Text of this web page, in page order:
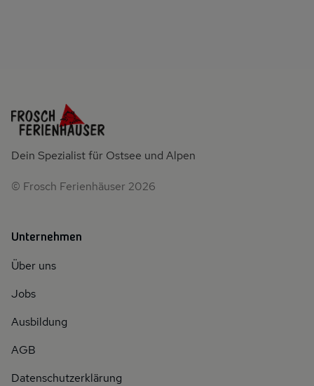
Dein Spezialist für Ostsee und Alpen
© Frosch Ferienhäuser 2026
Unternehmen
Über uns
Jobs
Ausbildung
AGB
Datenschutzerklärung